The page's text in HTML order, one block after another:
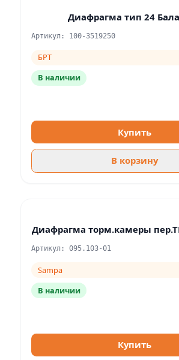
Диафрагма тип 24
Артикул: 100-3519250
БРТ
В наличии
Купить
В корзину
Диафрагма торм.камеры
Артикул: 095.103-01
Sampa
В наличии
Купить